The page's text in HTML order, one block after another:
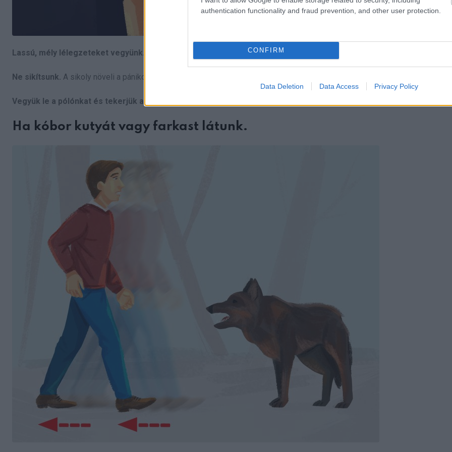
authentication functionality and fraud prevention, and other user protection.
CONFIRM
Data Deletion Data Access Privacy Policy
Lassú, mély lélegzeteket vegyünk. Ne használjunk gyufát vagy öngyújtót, a tűz ugyanis felemészti a megmaradt oxigént.
Ne sikítsunk. A sikoly növeli a pánikot, ami pedig felgyorsítja a szívverést, és ezért gyorsabban kapkodunk majd levegő
Vegyük le a pólónkat és tekerjük a fejünk köré.
Ha kóbor kutyát vagy farkast látunk.